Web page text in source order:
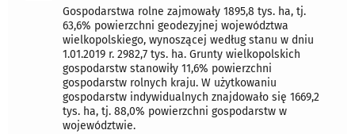
Gospodarstwa rolne zajmowały 1895,8 tys. ha, tj.
63,6% powierzchni geodezyjnej województwa
wielkopolskiego, wynoszącej według stanu w dniu
1.01.2019 r. 2982,7 tys. ha. Grunty wielkopolskich
gospodarstw stanowiły 11,6% powierzchni
gospodarstw rolnych kraju. W użytkowaniu
gospodarstw indywidualnych znajdowało się 1669,2
tys. ha, tj. 88,0% powierzchni gospodarstw w
województwie.